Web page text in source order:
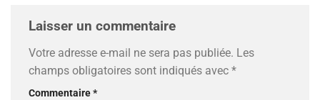
Laisser un commentaire
Votre adresse e-mail ne sera pas publiée. Les
champs obligatoires sont indiqués avec *
Commentaire*